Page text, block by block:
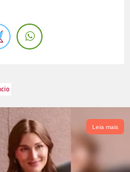
Leia mais